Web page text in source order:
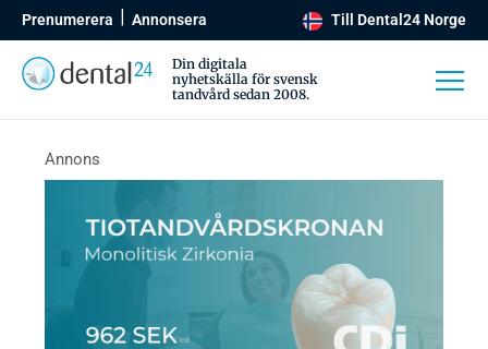
Prenumerera Annonsera Till Dental24 Norge
Din digitala
nyhetskälla för svensk
tandvård sedan 2008.